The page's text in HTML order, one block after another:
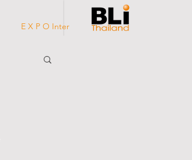
E X P O Inter